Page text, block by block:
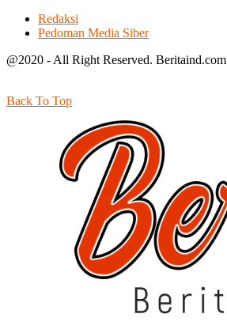
Redaksi
Pedoman Media Siber
@2020 - All Right Reserved. Beritaind.com
Back To Top